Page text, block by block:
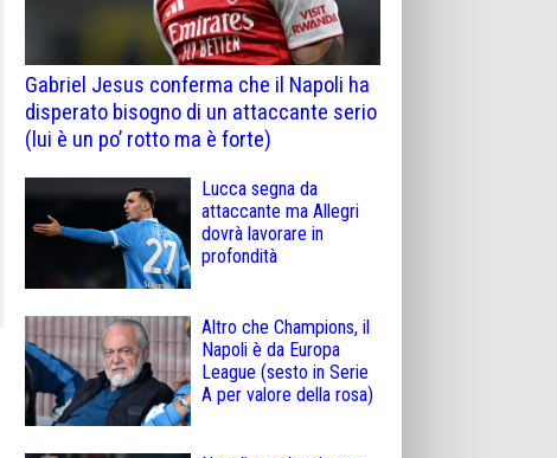
Gabriel Jesus conferma che il Napoli ha
disperato bisogno di un attaccante serio
(lui è un po’ rotto ma è forte)
Lucca segna da
attaccante ma Allegri
dovrà lavorare in
profondità
Altro che Champions, il
Napoli è da Europa
League (sesto in Serie
A per valore della rosa)